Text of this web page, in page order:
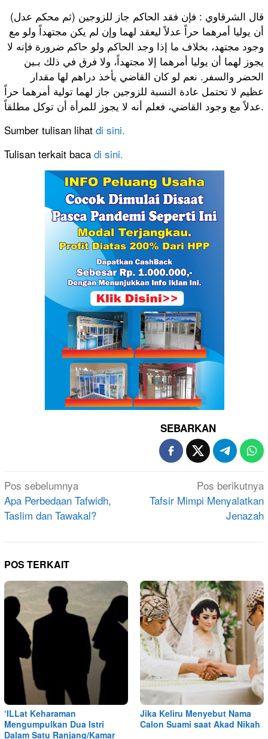
(ثم محكم عدل) قال الشرقاوي : فإن فقد الحاكم جاز للزوجين
أن يوليا أمرهما حراً عدلاً ليعقد لهما وإن لم يكن مجتهداً ولو مع
وجود مجتهد، بخلاف ما إذا وجد الحاكم ولو حاكم ضرورة فإنه لا
يجوز لهما أن يوليا أمرهما إلا مجتهداً، ولا فرق في ذلك بـين
الحضر والسفر. نعم لو كان القاضي يأخذ دراهم لها مقدار
عظيم لا تحتمل عادة النسبة للزوجين جاز لهما تولية أمرهما حراً
عدلاً مع وجود القاضي، فعلم أنه لا يجوز للمرأة أن توكل مطلقاً.
Sumber tulisan lihat di sini.
Tulisan terkait baca di sini.
SEBARKAN
Navigasi
pos
Pos sebelumnya
Apa Perbedaan Tafwidh,
Taslim dan Tawakal?
Pos berikutnya
Tafsir Mimpi Menyalatkan
Jenazah
POS TERKAIT
‘ILLat Keharaman
Mengumpulkan Dua Istri
Dalam Satu Ranjang/Kamar
Jika Keliru Menyebut Nama
Calon Suami saat Akad Nikah